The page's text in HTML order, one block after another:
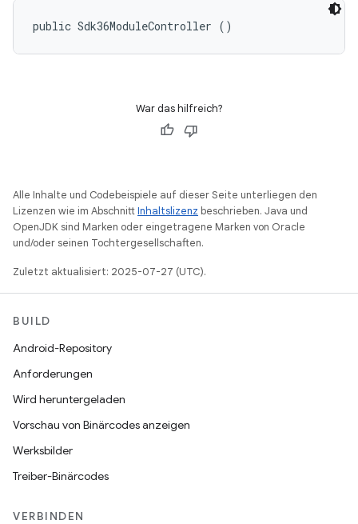
public Sdk36ModuleController ()
War das hilfreich?
Alle Inhalte und Codebeispiele auf dieser Seite unterliegen den
Lizenzen wie im AbschnittInhaltslizenz beschrieben. Java und
OpenJDK sind Marken oder eingetragene Marken von Oracle
und/oder seinen Tochtergesellschaften.
Zuletzt aktualisiert: 2025-07-27 (UTC).
BUILD
Android-Repository
Anforderungen
Wird heruntergeladen
Vorschau von Binärcodes anzeigen
Werksbilder
Treiber-Binärcodes
VERBINDEN